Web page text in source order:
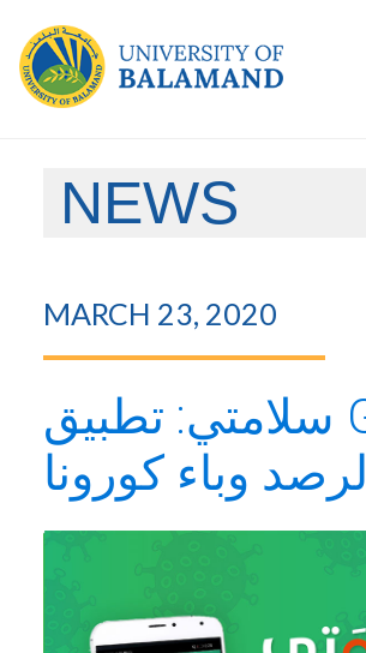
NEWS
MARCH 23, 2020
سلامتي: تطبيق GIS
لرصد وباء كورونا